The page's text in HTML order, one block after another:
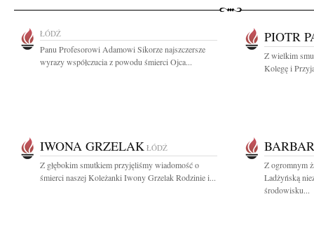
ŁÓDŹ
Panu Profesorowi Adamowi Sikorze najszczersze
wyrazy współczucia z powodu śmierci Ojca...
PIOTR
Z wielkim
Kolegę i
IWONA GRZELAK ŁÓDŹ
Z głębokim smutkiem przyjęliśmy wiadomość o
śmierci naszej Koleżanki Iwony Grzelak Rodzinie i...
Z ogromnym
Ladżyńską
środowisku...